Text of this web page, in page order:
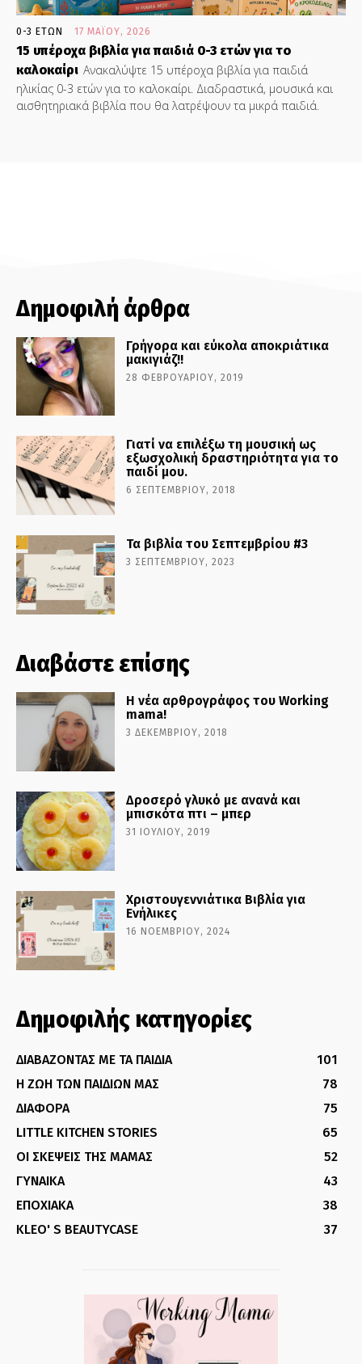
0-3 ΕΤΏΝ 17 ΜΑΪ́ΟΥ, 2026
15 υπέροχα βιβλία για παιδιά 0-3 ετών για το
καλοκαίρι Ανακαλύψτε 15 υπέροχα βιβλία για παιδιά
ηλικίας 0-3 ετών για το καλοκαίρι. Διαδραστικά, μουσικά και
αισθητηριακά βιβλία που θα λατρέψουν τα μικρά παιδιά.
Δημοφιλή άρθρα
Γρήγορα και εύκολα αποκριάτικα
μακιγιάζ!!
28 ΦΕΒΡΟΥΑΡΊΟΥ, 2019
Γιατί να επιλέξω τη μουσική ως
εξωσχολική δραστηριότητα για το
παιδί μου.
6 ΣΕΠΤΕΜΒΡΊΟΥ, 2018
Τα βιβλία του Σεπτεμβρίου #3
3 ΣΕΠΤΕΜΒΡΊΟΥ, 2023
Διαβάστε επίσης
Η νέα αρθρογράφος του Working
mama!
3 ΔΕΚΕΜΒΡΊΟΥ, 2018
Δροσερό γλυκό με ανανά και
μπισκότα πτι – μπερ
31 ΙΟΥΛΊΟΥ, 2019
Χριστουγεννιάτικα Βιβλία για
Ενήλικες
16 ΝΟΕΜΒΡΊΟΥ, 2024
Δημοφιλής κατηγορίες
ΔΙΑΒΑΖΟΝΤΑΣ ΜΕ ΤΑ ΠΑΙΔΙΑ
101
Η ΖΩΗ ΤΩΝ ΠΑΙΔΙΩΝ ΜΑΣ
78
ΔΙΑΦΟΡΑ
75
LITTLE KITCHEN STORIES
65
ΟΙ ΣΚΕΨΕΙΣ ΤΗΣ ΜΑΜΑΣ
52
ΓΥΝΑΙΚΑ
43
ΕΠΟΧΙΑΚΑ
38
KLEO' S BEAUTYCASE
37